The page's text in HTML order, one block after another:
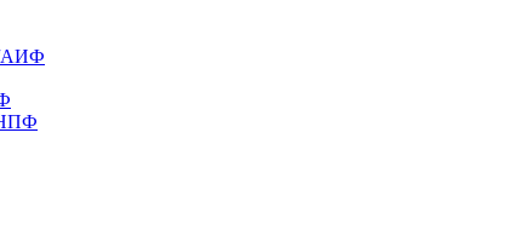
АИФ
НПФ